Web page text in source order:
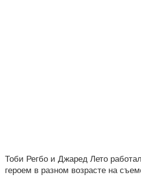
Тоби Регбо и Джаред Лето
героем в разном возрасте на